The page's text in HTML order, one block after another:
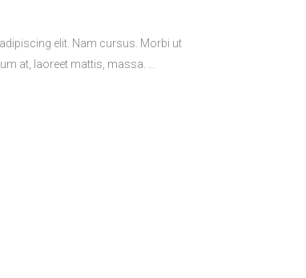
elit. Nam cursus. Morbi ut
at, laoreet mattis, massa. ...